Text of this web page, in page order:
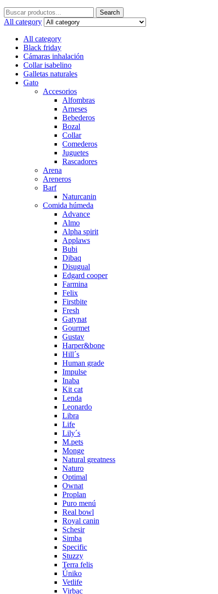
Search
for:
Search
All category
All category
Black friday
Cámaras inhalación
Collar isabelino
Galletas naturales
Gato
Accesorios
Alfombras
Arneses
Bebederos
Bozal
Collar
Comederos
Juguetes
Rascadores
Arena
Areneros
Barf
Naturcanin
Comida húmeda
Advance
Almo
Alpha spirit
Applaws
Bubi
Dibaq
Disugual
Edgard cooper
Farmina
Felix
Firstbite
Fresh
Gatynat
Gourmet
Gustav
Harper&bone
Hill´s
Human grade
Impulse
Inaba
Kit cat
Lenda
Leonardo
Libra
Life
Lily´s
M.pets
Monge
Natural greatness
Naturo
Optimal
Ownat
Proplan
Puro menú
Real bowl
Royal canin
Schesir
Simba
Specific
Stuzzy
Terra felis
Úniko
Vetlife
Virbac